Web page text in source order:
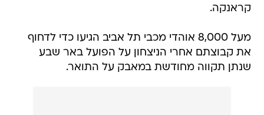
קראנקה.
מעל 8,000 אוהדי מכבי תל אביב הגיעו כדי לדחוף
את קבוצתם אחרי הניצחון על הפועל באר שבע
שנתן תקווה מחודשת במאבק על התואר.